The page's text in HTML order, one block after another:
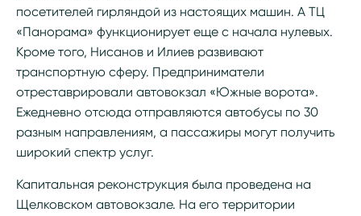
посетителей гирляндой из настоящих машин. А ТЦ
«Панорама» функционирует еще с начала нулевых.
Кроме того, Нисанов и Илиев развивают
транспортную сферу. Предприниматели
отреставрировали автовокзал «Южные ворота».
Ежедневно отсюда отправляются автобусы по 30
разным направлениям, а пассажиры могут получить
широкий спектр услуг.
Капитальная реконструкция была проведена на
Щелковском автовокзале. На его территории